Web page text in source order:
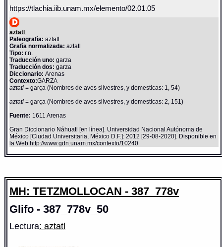
https://tlachia.iib.unam.mx/elemento/02.01.05
aztatl
Paleografía: aztatl
Grafía normalizada: aztatl
Tipo: r.n.
Traducción uno: garza
Traducción dos: garza
Diccionario:Arenas
Contexto:GARZA
aztatl= garça (Nombres de aves silvestres, y domesticas: 1, 54)
aztatl= garça (Nombres de aves silvestres, y domesticas: 2, 151)
Fuente: 1611 Arenas
Gran Diccionario Náhuatl [en línea]. Universidad Nacional Autónoma de
México [Ciudad Universitaria, México D.F.]: 2012 [29-08-2020]. Disponible en
la Web http://www.gdn.unam.mx/contexto/10240
MH: TETZMOLLOCAN - 387_778v
Glifo - 387_778v_50
Lectura: aztatl